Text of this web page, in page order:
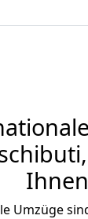
Ihnen
Umzüge